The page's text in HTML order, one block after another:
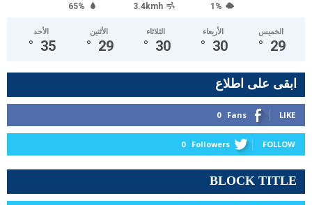
65% 3.4kmh 1%
الأحد
35
°
الأثنين
29
°
الثلاثاء
30
°
الأربعاء
30
°
الخميس
29
°
ابقى على اطلاع
0 Fans LIKE
0 Followers FOLLOW
BLOCK TITLE